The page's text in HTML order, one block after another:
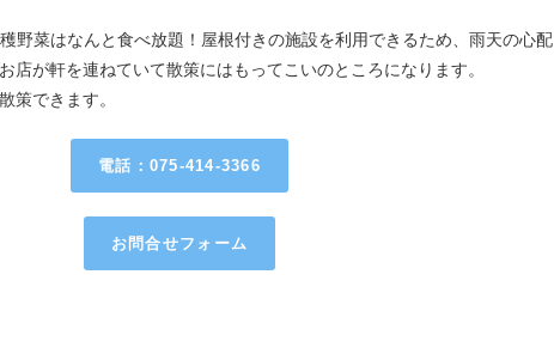
野菜はなんと食べ放題！屋根付きの施設を利用できるため、雨天の心配
店が軒を連ねていて散策にはもってこいのところになります。
策できます。
電話：075-414-3366
お問合せフォーム